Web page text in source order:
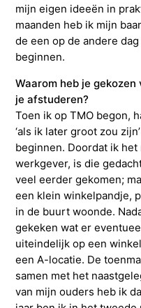
mijn eigen ideeën in
maanden heb ik mijn
de een op de andere
beginnen.
Waarom heb je
je afstuderen?
Toen ik op TMO begon,
‘als ik later groot zou
beginnen. Doordat ik
werkgever, is die
veel eerder gekomen;
een klein winkelpandje,
in de buurt woonde.
gekeken wat er
uiteindelijk op een
een A-locatie. De
samen met het
van mijn ouders heb ik